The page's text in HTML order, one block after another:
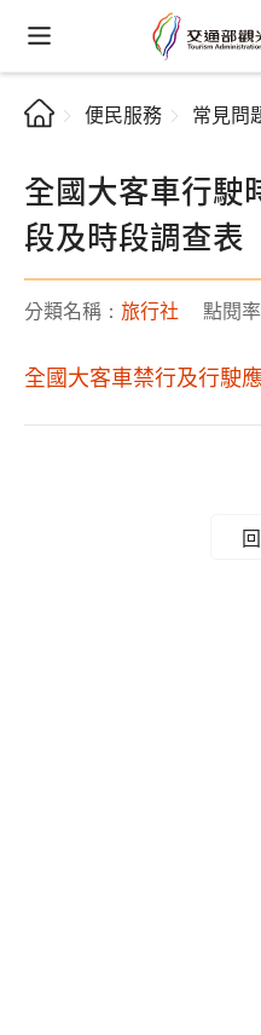
便民服務 常見問
全國大客車行駛
段及時段調查表
分類名稱： 旅行社 點閱率
全國大客車禁行及行駛